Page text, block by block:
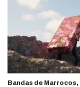
Bandas de Marrocos,